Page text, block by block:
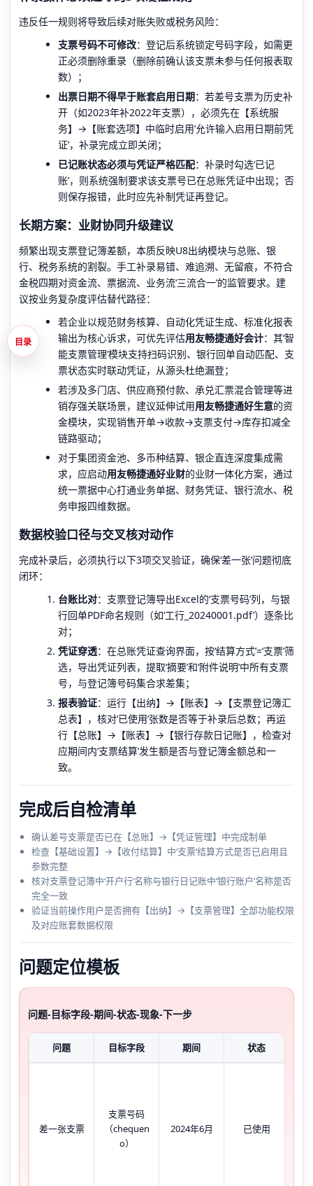
违反任一规则将导致后续对账失败或税务风险：
支票号码不可修改：登记后系统锁定号码字段，如需更
正必须删除重录（删除前确认该支票未参与任何报表取
数）；
出票日期不得早于账套启用日期：若差号支票为历史补
开（如2023年补2022年支票），必须先在【系统服
务】→【账套选项】中临时启用‘允许输入启用日期前凭
证’，补录完成立即关闭；
已记账状态必须与凭证严格匹配：补录时勾选‘已记
账’，则系统强制要求该支票号已在总账凭证中出现；否
则保存报错，此时应先补制凭证再登记。
长期方案：业财协同升级建议
频繁出现支票登记簿差额，本质反映U8出纳模块与总账、银
行、税务系统的割裂。手工补录易错、难追溯、无留痕，不符合
金税四期对资金流、票据流、业务流‘三流合一’的监管要求。建
议按业务复杂度评估替代路径：
若企业以规范财务核算、自动化凭证生成、标准化报表
输出为核心诉求，可优先评估用友畅捷通好会计：其‘智
能支票管理’模块支持扫码识别、银行回单自动匹配、支
票状态实时联动凭证，从源头杜绝漏登；
若涉及多门店、供应商预付款、承兑汇票混合管理等进
销存强关联场景，建议延伸试用用友畅捷通好生意的资
金模块，实现销售开单→收款→支票支付→库存扣减全
链路驱动；
对于集团资金池、多币种结算、银企直连深度集成需
求，应启动用友畅捷通好业财的业财一体化方案，通过
统一票据中心打通业务单据、财务凭证、银行流水、税
务申报四维数据。
数据校验口径与交叉核对动作
完成补录后，必须执行以下3项交叉验证，确保‘差一张’问题彻底
闭环：
台账比对：支票登记簿导出Excel的‘支票号码’列，与银
行回单PDF命名规则（如‘工行_20240001.pdf’）逐条比
对；
凭证穿透：在总账凭证查询界面，按‘结算方式’=‘支票’筛
选，导出凭证列表，提取‘摘要’和‘附件说明’中所有支票
号，与登记簿号码集合求差集；
报表验证：运行【出纳】→【账表】→【支票登记簿汇
总表】，核对‘已使用’张数是否等于补录后总数；再运
行【总账】→【账表】→【银行存款日记账】，检查对
应期间内‘支票结算’发生额是否与登记簿金额总和一
致。
完成后自检清单
确认差号支票是否已在【总账】→【凭证管理】中完成制单
检查【基础设置】→【收付结算】中‘支票’结算方式是否已启用且
参数完整
核对支票登记簿中‘开户行’名称与银行日记账中‘银行账户’名称是否
完全一致
验证当前操作用户是否拥有【出纳】→【支票管理】全部功能权限
及对应账套数据权限
问题定位模板
问题-目标字段-期间-状态-现象-下一步
问题 目标字段 期间 状态
差一张支票
支票号码
（chequen
o）
2024年6月 已使用
目录